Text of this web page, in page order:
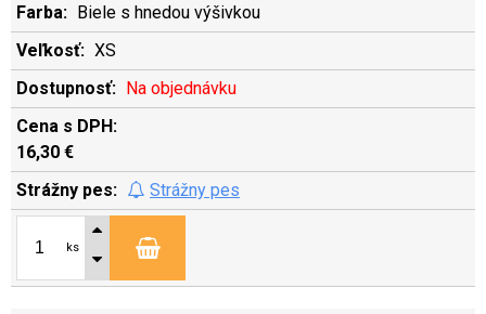
Biele s hnedou výšivkou
XS
Na objednávku
16,30 €
Strážny pes
ks